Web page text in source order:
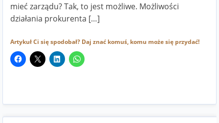
mieć zarządu? Tak, to jest możliwe. Możliwości
działania prokurenta […]
Artykuł Ci się spodobał? Daj znać komuś, komu może się przydać!